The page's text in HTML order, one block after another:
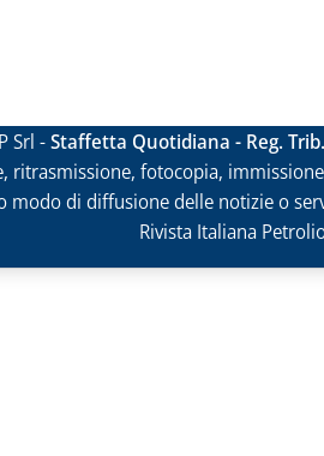
Srl -Staffetta Quotidiana - Reg.
ritrasmissione, fotocopia,
modo di diffusione delle notizie o
Rivista Italiana